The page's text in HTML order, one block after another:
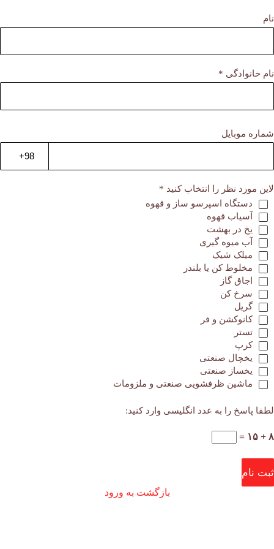
نام
نام خانوادگی *
شماره موبایل
دستگاه اسپرسو ساز و قهوه
آسیاب قهوه
یخ در بهشت
آب میوه گیری
میلک شیک
مخلوط کن یا بلندر
اجاق گاز
سرخ کن
گریل
کانوکشن و فر
تستر
کرپ
یخچال صنعتی
یخساز صنعتی
ماشین ظرفشویی صنعتی و ملزومات
لاین مورد نظر را انتخاب کنید *
لطفا پاسخ را به عدد انگلیسی وارد کنید:
۸ + ۱۵ =
ثبت نام
بازگشت به ورود